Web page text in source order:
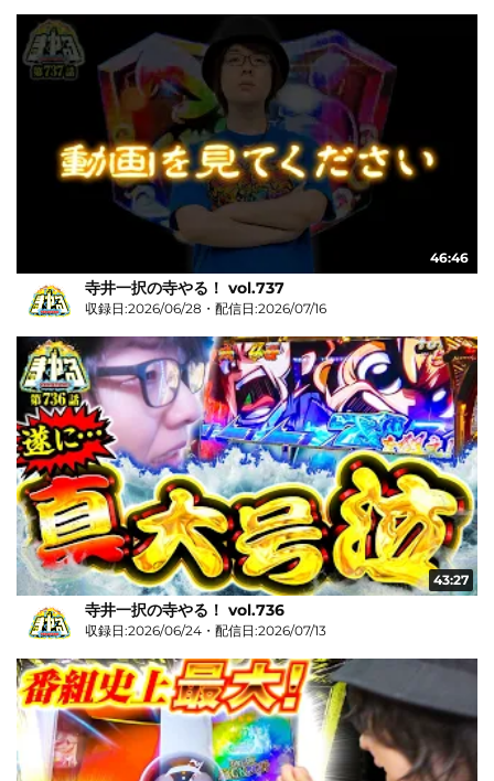
46:46
寺井一択の寺やる！ vol.737
収録日:2026/06/28・配信日:2026/07/16
43:27
寺井一択の寺やる！ vol.736
収録日:2026/06/24・配信日:2026/07/13